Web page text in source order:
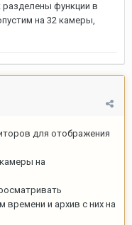
разделены функции в
на 32 камеры,
для отображения
на
и архив с них на